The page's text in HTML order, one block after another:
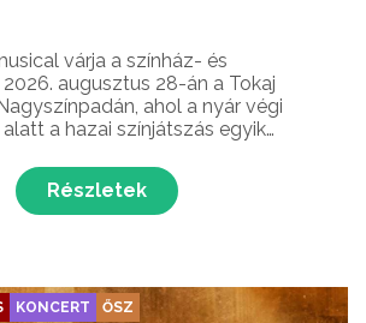
várja a színház- és
augusztus 28-án a Tokaj
ahol a nyár végi
a hazai színjátszás egyik
a fülledt augusztusi péntek estén
Részletek
KONCERT
ŐSZ